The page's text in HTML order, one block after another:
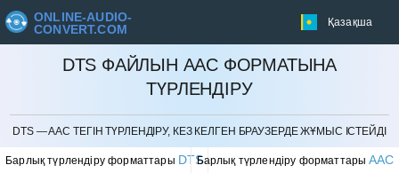
ONLINE-AUDIO-
CONVERT.COM
Қазақша
DTS ФАЙЛЫН AAC ФОРМАТЫНА
ТҮРЛЕНДІРУ
DTS — AAC ТЕГІН ТҮРЛЕНДІРУ, КЕЗ КЕЛГЕН БРАУЗЕРДЕ ЖҰМЫС ІСТЕЙДІ
Барлық түрлендіру форматтары DTSБарлық түрлендіру форматтарыAAC
БОЛДЫРМАУ